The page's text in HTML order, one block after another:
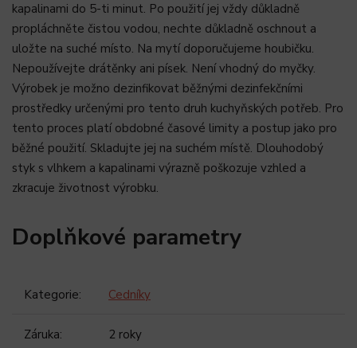
kapalinami do 5-ti minut. Po použití jej vždy důkladně
propláchněte čistou vodou, nechte důkladně oschnout a
uložte na suché místo. Na mytí doporučujeme houbičku.
Nepoužívejte drátěnky ani písek. Není vhodný do myčky.
Výrobek je možno dezinfikovat běžnými dezinfekčními
prostředky určenými pro tento druh kuchyňských potřeb. Pro
tento proces platí obdobné časové limity a postup jako pro
běžné použití. Skladujte jej na suchém místě. Dlouhodobý
styk s vlhkem a kapalinami výrazně poškozuje vzhled a
zkracuje životnost výrobku.
Doplňkové parametry
Kategorie: Cedníky
Záruka: 2 roky